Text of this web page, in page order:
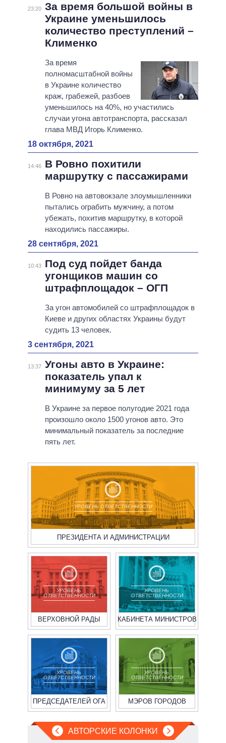
23:20 За время большой войны в
Украине уменьшилось
количество преступлений –
Клименко
За время
полномасштабной войны
в Украине количество
краж, грабежей, разбоев
уменьшилось на 40%, но участились
случаи угона автотранспорта, рассказал
глава МВД Игорь Клименко.
18 октября, 2021
14:46
В Ровно похитили
маршрутку с пассажирами
В Ровно на автовокзале злоумышленники
пытались ограбить мужчину, а потом
убежать, похитив маршрутку, в которой
находились пассажиры.
28 сентября, 2021
10:43
Под суд пойдет банда
угонщиков машин со
штрафплощадок – ОГП
За угон автомобилей со штрафплощадок в
Киеве и других областях Украины будут
судить 13 человек.
3 сентября, 2021
13:37 Угоны авто в Украине:
показатель упал к
минимуму за 5 лет
В Украине за первое полугодие 2021 года
произошло около 1500 угонов авто. Это
минимальный показатель за последние
пять лет.
УРОВЕНЬ ОТВЕТСТВЕННОСТИ
ПРЕЗИДЕНТА И АДМИНИСТРАЦИИ
УРОВЕНЬ
ОТВЕТСТВЕННОСТИ
ВЕРХОВНОЙ РАДЫ
УРОВЕНЬ
ОТВЕТСТВЕННОСТИ
КАБИНЕТА МИНИСТРОВ
УРОВЕНЬ
ОТВЕТСТВЕННОСТИ
ПРЕДСЕДАТЕЛЕЙ ОГА
УРОВЕНЬ
ОТВЕТСТВЕННОСТИ
МЭРОВ ГОРОДОВ
АВТОРСКИЕ КОЛОНКИ